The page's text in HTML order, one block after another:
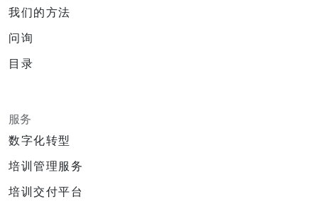
我们的方法
问询
目录
服务
数字化转型
培训管理服务
培训交付平台